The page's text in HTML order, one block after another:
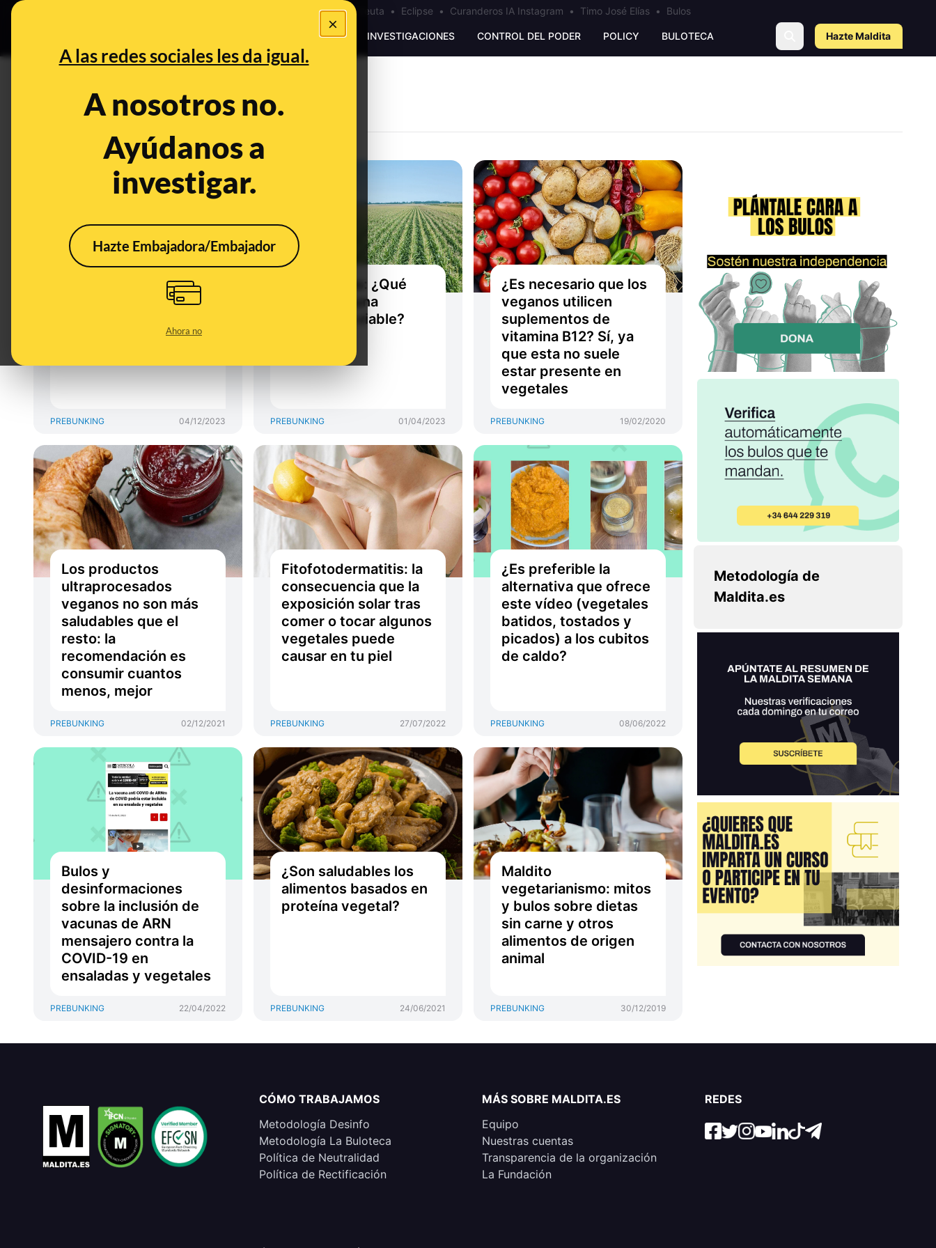
×
A las redes sociales les da igual.
A nosotros no.
Ayúdanos a
investigar.
Hazte Embajadora/Embajador
Ahora no
•Bulos Ceuta • Eclipse • Curanderos IA Instagram • Timo José Elías• Bulos
PREBUNKING INVESTIGACIONES CONTROL DEL PODER POLICY BULOTECA Hazte Maldita
Por qué los torreznos
no son más saludables
PREBUNKING 04/12/2023
Bioplásticos: ¿Qué
son? ¿Son una
alternativa viable?
PREBUNKING 01/04/2023
¿Es necesario que los
veganos utilicen
suplementos de
vitamina B12? Sí, ya
que esta no suele
estar presente en
vegetales
PREBUNKING 19/02/2020
Los productos
ultraprocesados
veganos no son más
saludables que el
resto: la
recomendación es
consumir cuantos
menos, mejor
PREBUNKING 02/12/2021
Fitofotodermatitis: la
consecuencia que la
exposición solar tras
comer o tocar algunos
vegetales puede
causar en tu piel
PREBUNKING 27/07/2022
¿Es preferible la
alternativa que ofrece
este vídeo (vegetales
batidos, tostados y
picados) a los cubitos
de caldo?
PREBUNKING 08/06/2022
Bulos y
desinformaciones
sobre la inclusión de
vacunas de ARN
mensajero contra la
COVID-19 en
ensaladas y vegetales
PREBUNKING 22/04/2022
¿Son saludables los
alimentos basados en
proteína vegetal?
PREBUNKING 24/06/2021
Maldito
vegetarianismo: mitos
y bulos sobre dietas
sin carne y otros
alimentos de origen
animal
PREBUNKING 30/12/2019
Metodología de
Maldita.es
CÓMO TRABAJAMOS
Metodología Desinfo
Metodología La Buloteca
Política de Neutralidad
Política de Rectificación
MÁS SOBRE MALDITA.ES
Equipo
Nuestras cuentas
Transparencia de la organización
La Fundación
REDES